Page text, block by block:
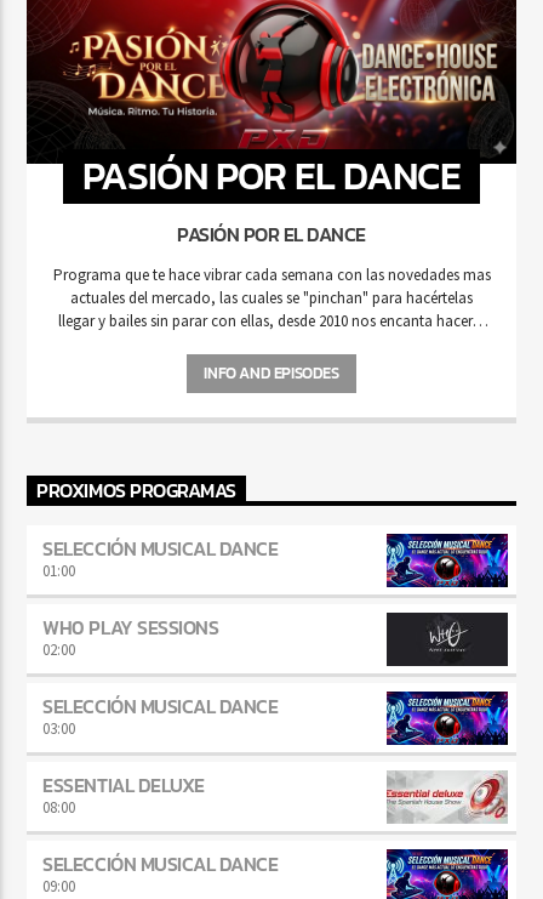
PASIÓN POR EL DANCE
PASIÓN POR EL DANCE
Programa que te hace vibrar cada semana con las novedades mas
actuales del mercado, las cuales se "pinchan" para hacértelas
llegar y bailes sin parar con ellas, desde 2010 nos encanta hacerte
semana llegamos con las pilas bien cargadas y la lista mas caliente
para que tú no te desconectes.
INFO AND EPISODES
PROXIMOS PROGRAMAS
SELECCIÓN MUSICAL DANCE
01:00
WH0 PLAY SESSIONS
02:00
SELECCIÓN MUSICAL DANCE
03:00
ESSENTIAL DELUXE
08:00
SELECCIÓN MUSICAL DANCE
09:00